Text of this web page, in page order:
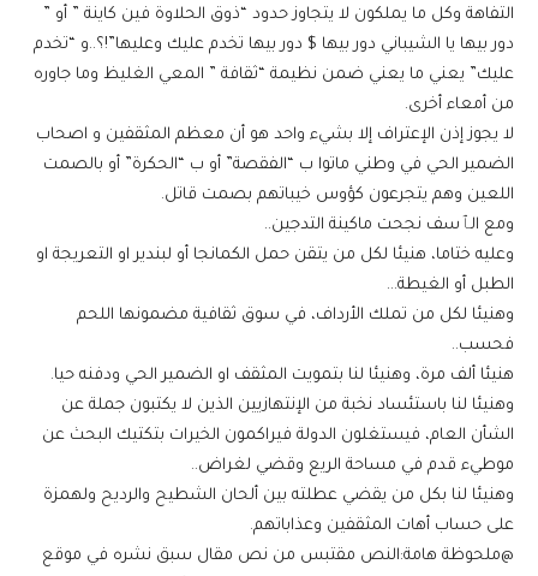
التفاهة وكل ما يملكون لا يتجاوز حدود “ذوق الحلاوة فين كاينة ” أو ”
دور بيها يا الشيباني دور بيها $ دور بيها تخدم عليك وعليها”!؟..و “تخدم
عليك” يعني ما يعني ضمن نظيمة “ثقافة ” المعي الغليظ وما جاوره
من أمعاء أخرى.
لا يجوز إذن الإعتراف إلا بشيء واحد هو أن معظم المثقفين و اصحاب
الضمير الحي في وطني ماتوا ب “الفقصة” أو ب “الحكرة” أو بالصمت
اللعين وهم يتجرعون كؤوس خيباتهم بصمت قاتل.
ومع الٱسف نجحت ماكينة التدجين..
وعليه ختاما، هنيئا لكل من يتقن حمل الكمانجا أو لبندير او التعريجة او
الطبل أو الغيطة…
وهنيئا لكل من تملك الأرداف، في سوق ثقافية مضمونها اللحم
فحسب..
هنيئا ألف مرة، وهنيئا لنا بتمويت المثقف او الضمير الحي ودفنه حيا.
وهنيئا لنا باستئساد نخبة من الإنتهازيين الذين لا يكتبون جملة عن
الشأن العام، فيستغلون الدولة فيراكمون الخيرات بتكتيك البحث عن
موطيء قدم في مساحة الريع وقضي لغراض..
وهنيئا لنا بكل من يقضي عطلته بين ألحان الشطيح والرديح ولهمزة
على حساب أهات المثقفين وعذاباتهم.
@ملحوظة هامة:النص مقتبس من نص مقال سبق نشره في موقع